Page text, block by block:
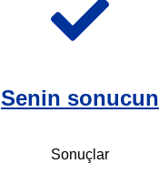
Senin sonucun
Sonuçlar